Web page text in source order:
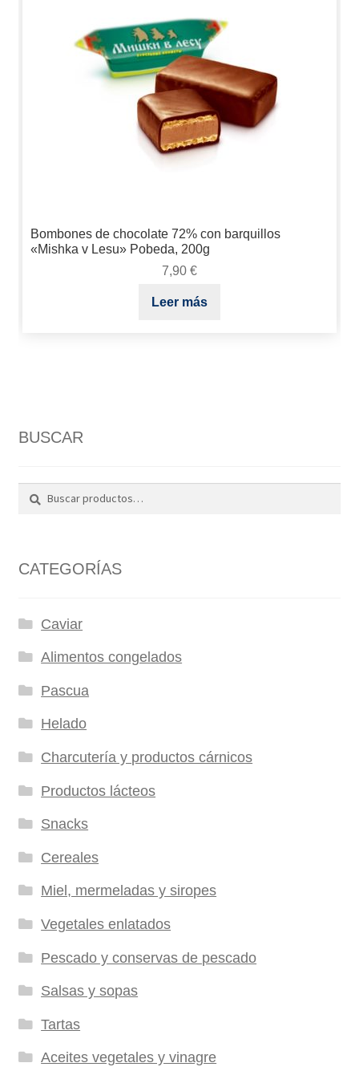
Bombones de chocolate 72% con barquillos
«Mishka v Lesu» Pobeda, 200g
7,90 €
Leer más
BUSCAR
Buscar
CATEGORÍAS
Caviar
Alimentos congelados
Pascua
Helado
Charcutería y productos cárnicos
Productos lácteos
Snacks
Cereales
Miel, mermeladas y siropes
Vegetales enlatados
Pescado y conservas de pescado
Salsas y sopas
Tartas
Aceites vegetales y vinagre